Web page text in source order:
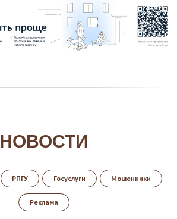
НОВОСТИ
РПГУ Госуслуги Мошенники
Реклама